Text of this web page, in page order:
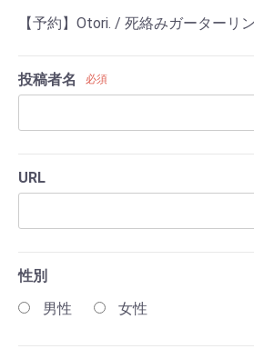
【予約】Otori. / 死絡みガーターリ
投稿者名 必須
URL
性別
男性
女性